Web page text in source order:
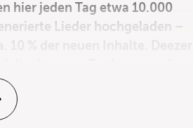
hier jeden Tag etwa 10.000
Lieder hochgeladen –